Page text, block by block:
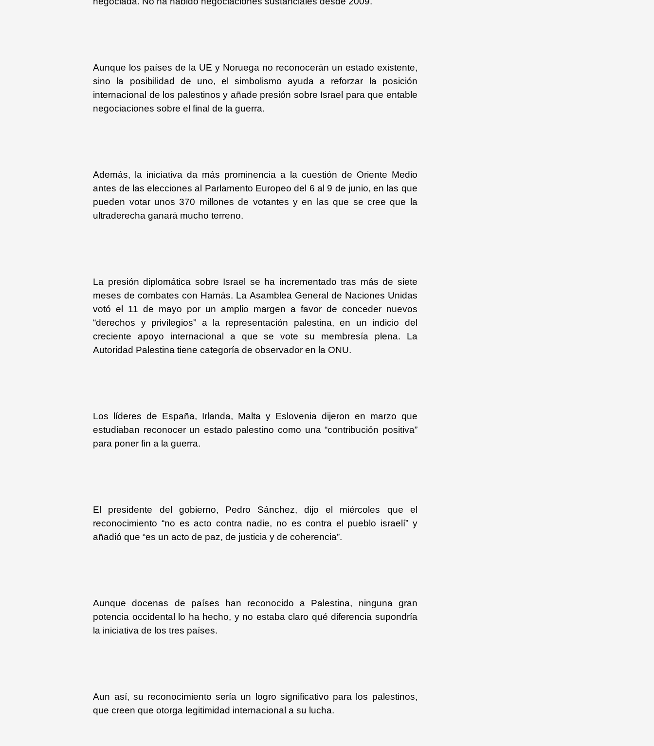
Aunque los países de la UE y Noruega no reconocerán un estado existente,
sino la posibilidad de uno, el simbolismo ayuda a reforzar la posición
internacional de los palestinos y añade presión sobre Israel para que entable
negociaciones sobre el final de la guerra.
Además, la iniciativa da más prominencia a la cuestión de Oriente Medio
antes de las elecciones al Parlamento Europeo del 6 al 9 de junio, en las que
pueden votar unos 370 millones de votantes y en las que se cree que la
ultraderecha ganará mucho terreno.
La presión diplomática sobre Israel se ha incrementado tras más de siete
meses de combates con Hamás. La Asamblea General de Naciones Unidas
votó el 11 de mayo por un amplio margen a favor de conceder nuevos
“derechos y privilegios” a la representación palestina, en un indicio del
creciente apoyo internacional a que se vote su membresía plena. La
Autoridad Palestina tiene categoría de observador en la ONU.
Los líderes de España, Irlanda, Malta y Eslovenia dijeron en marzo que
estudiaban reconocer un estado palestino como una “contribución positiva”
para poner fin a la guerra.
El presidente del gobierno, Pedro Sánchez, dijo el miércoles que el
reconocimiento “no es acto contra nadie, no es contra el pueblo israelí” y
añadió que “es un acto de paz, de justicia y de coherencia”.
Aunque docenas de países han reconocido a Palestina, ninguna gran
potencia occidental lo ha hecho, y no estaba claro qué diferencia supondría
la iniciativa de los tres países.
Aun así, su reconocimiento sería un logro significativo para los palestinos,
que creen que otorga legitimidad internacional a su lucha.